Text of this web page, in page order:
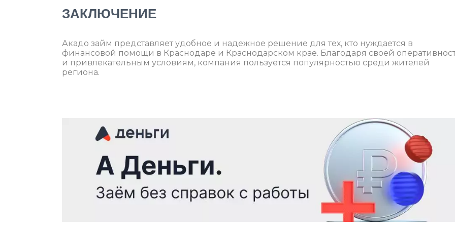
ЗАКЛЮЧЕНИЕ
Акадо займ представляет удобное и надежное решение для тех, кто нуждается в
финансовой помощи в Краснодаре и Краснодарском крае. Благодаря своей
и привлекательным условиям, компания пользуется популярностью среди жителей
региона.